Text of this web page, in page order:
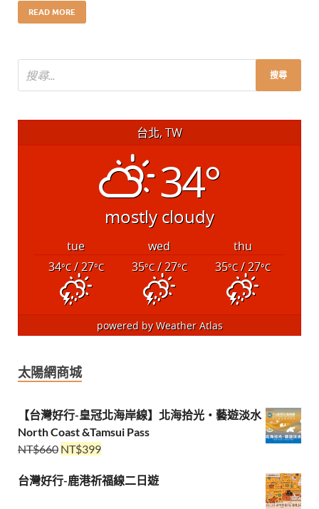
READ MORE
台北, TW
34°
mostly cloudy
tue wed
thu
34°C/ 27°C 35°C/ 27°C 35°C/ 27°C
powered byWeather Atlas
太陽網商城
【台灣好行-皇冠北海岸線】北海拾光・藝遊淡水
North Coast &Tamsui Pass
NT$660 NT$399
台灣好行-鹿港祈福線二日遊